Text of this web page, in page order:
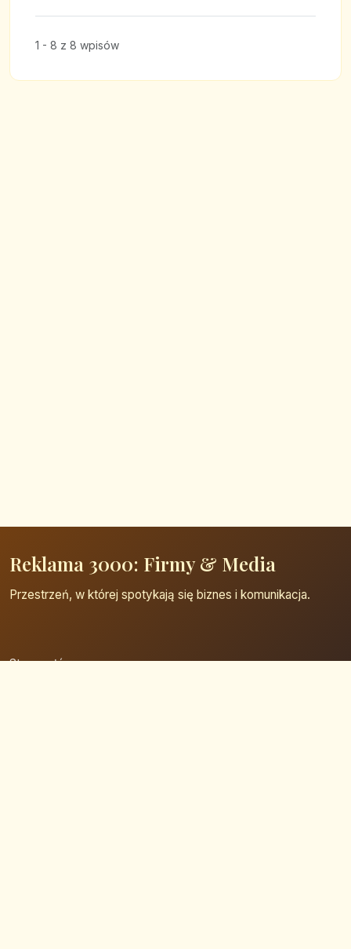
1 - 8 z 8 wpisów
Reklama 3000: Firmy & Media
Przestrzeń, w której spotykają się biznes i komunikacja.
Strona główna